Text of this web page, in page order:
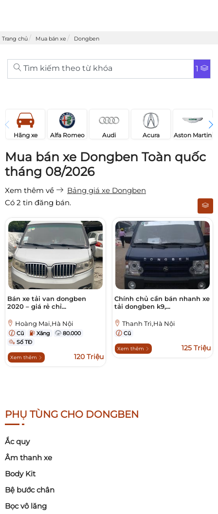
Trang chủ Mua bán xe Dongben
Tìm kiếm theo từ khóa 1
Hãng xe Alfa Romeo Audi Acura Aston Martin
Mua bán xe Dongben Toàn quốc
tháng 08/2026
Xem thêm về
Bảng giá xe Dongben
Có 2 tin đăng bán.
Bán xe tải van dongben
2020 – giá rẻ chỉ...
Hoàng Mai,Hà Nội
Cũ Xăng
80.000
Số TĐ
Xem thêm 120 Triệu
Chính chủ cần bán nhanh xe
tải dongben k9,...
Thanh Trì,Hà Nội
Cũ
Xem thêm 125 Triệu
PHỤ TÙNG CHO DONGBEN
Ắc quy
Âm thanh xe
Body Kit
Bệ bước chân
Bọc vô lăng